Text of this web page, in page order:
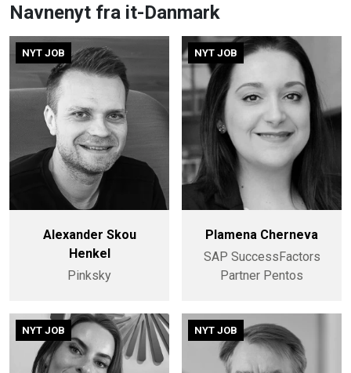
Navnenyt fra it-Danmark
NYT JOB
Alexander Skou
Henkel
Pinksky
NYT JOB
Plamena Cherneva
SAP SuccessFactors
Partner Pentos
NYT JOB NYT JOB